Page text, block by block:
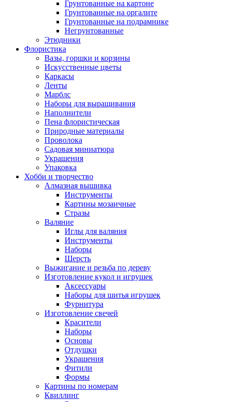
Грунтованные на картоне
Грунтованные на оргалите
Грунтованные на подрамнике
Негрунтованные
Этюдники
Флористика
Вазы, горшки и корзины
Искусственные цветы
Каркасы
Ленты
Марблс
Наборы для выращивания
Наполнители
Пена флористическая
Природные материалы
Проволока
Садовая миниатюра
Украшения
Упаковка
Хобби и творчество
Алмазная вышивка
Инструменты
Картины мозаичные
Стразы
Валяние
Иглы для валяния
Инструменты
Наборы
Шерсть
Выжигание и резьба по дереву
Изготовление кукол и игрушек
Аксессуары
Наборы для шитья игрушек
Фурнитура
Изготовление свечей
Красители
Наборы
Основы
Отдушки
Украшения
Фитили
Формы
Картины по номерам
Квиллинг